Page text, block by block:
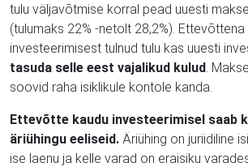
tulu väljavõtmise korral pead uuesti
(tulumaks 22% -netolt 28,2%).
investeerimisest tulnud tulu kas uuesti
tasuda selle eest vajalikud kulud .
soovid raha isiklikule kontole kanda.
Ettevõtte kaudu investeerimisel saab
äriühingu eeliseid. Äriühing on juriidiline
ise laenu ja kelle varad on eraisiku